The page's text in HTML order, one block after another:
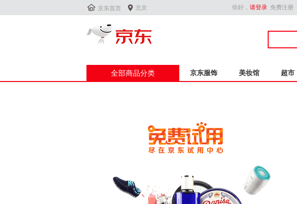
 京东首页  北京 你好， 请登录 免费注册
全部商品分类 京东服饰 美妆馆 超市